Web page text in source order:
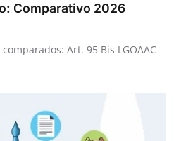
Comparativo 2026
Art. 95 Bis LGOAAC